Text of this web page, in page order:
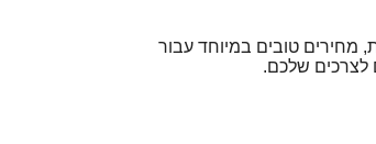
טובים במיוחד עבור
לצרכים שלכם.